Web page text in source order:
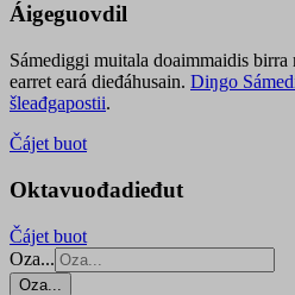
Áigeguovdil
Sámediggi muitala doaimmaidis birra
earret eará dieđáhusain. Diŋgo
šleađgapostii.
Čájet buot
Oktavuođadieđut
Čájet buot
Oza...
Oza...